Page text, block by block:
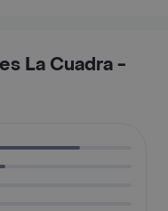
La Cuadra -